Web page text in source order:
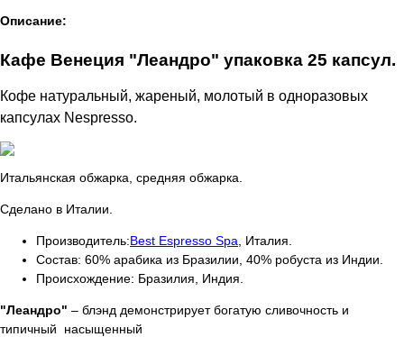
Описание:
Кафе Венеция "Леандро" упаковка 25 капсул.
Кофе натуральный, жареный, молотый в одноразовых
капсулах Nespresso.
Итальянская обжарка, средняя обжарка.
Сделано в Италии.
Производитель:Best Espresso Spa , Италия.
Состав: 60% арабика из Бразилии, 40% робуста из Индии.
Происхождение: Бразилия, Индия.
"Леандро" – блэнд демонстрирует богатую сливочность и
типичный насыщенный